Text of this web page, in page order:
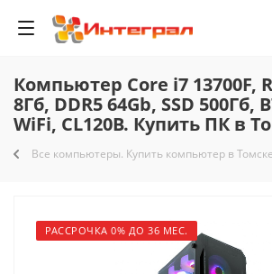
Компьютер Core i7 13700F,
8Гб, DDR5 64Gb, SSD 500Гб,
WiFi, CL120B. Купить ПК в
Все компьютеры. Купить компьютер в Томске
РАССРОЧКА 0% ДО 36 МЕС.